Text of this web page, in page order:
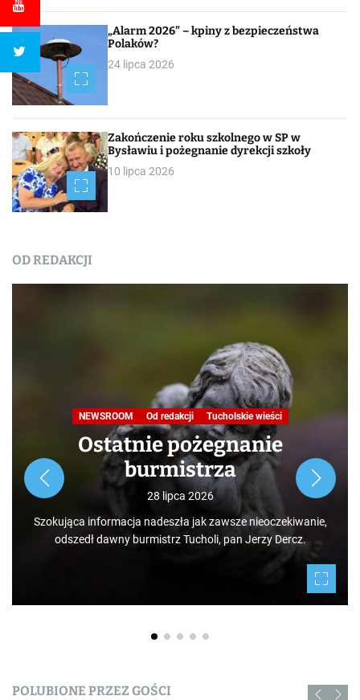
„Alarm 2026” – kpiny z bezpieczeństwa
Polaków?
24 lipca 2026
Zakończenie roku szkolnego w SP w
Bysławiu i pożegnanie dyrekcji szkoły
10 lipca 2026
OD REDAKCJI
NEWSROOM Od redakcji Tucholskie wieści
Ostatnie pożegnanie
burmistrza
28 lipca 2026
Szokująca informacja nadeszła jak zawsze nieoczekiwanie,
odszedł dawny burmistrz Tucholi, pan Jerzy Dercz.
POLUBIONE PRZEZ GOŚCI